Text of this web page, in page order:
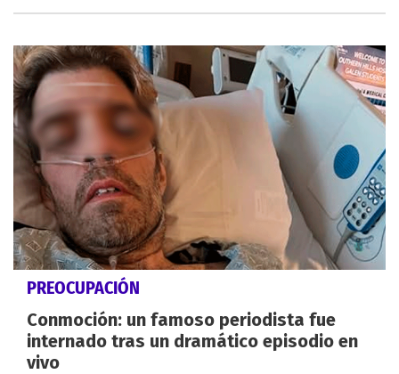
PREOCUPACIÓN
Conmoción: un famoso periodista fue
internado tras un dramático episodio en
vivo